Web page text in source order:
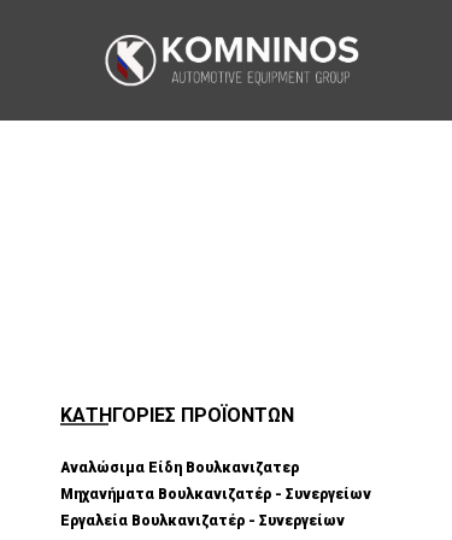
ΚΑΤΗΓΟΡΙΕΣ ΠΡΟΪΟΝΤΩΝ
Αναλώσιμα Είδη Βουλκανιζατερ
Μηχανήματα Βουλκανιζατέρ - Συνεργείων
Εργαλεία Βουλκανιζατέρ - Συνεργείων